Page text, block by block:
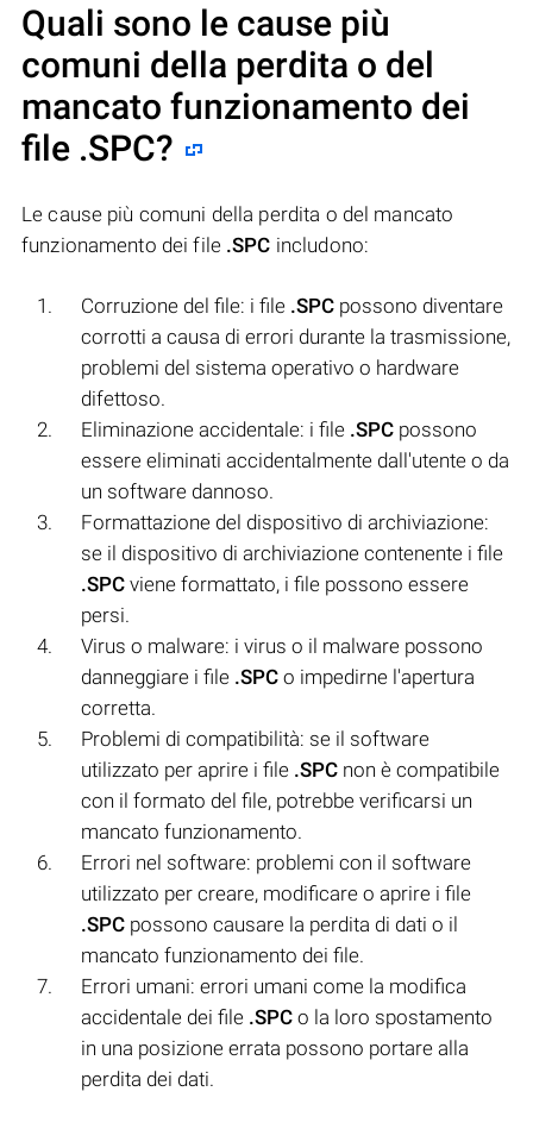
Quali sono le cause più
comuni della perdita o del
mancato funzionamento dei
file .SPC?
Le cause più comuni della perdita o del mancato
funzionamento dei file .SPC includono:
Corruzione del file: i file .SPC possono diventare
corrotti a causa di errori durante la trasmissione,
problemi del sistema operativo o hardware
difettoso.
Eliminazione accidentale: i file .SPC possono
essere eliminati accidentalmente dall'utente o da
un software dannoso.
Formattazione del dispositivo di archiviazione:
se il dispositivo di archiviazione contenente i file
.SPC viene formattato, i file possono essere
persi.
Virus o malware: i virus o il malware possono
danneggiare i file .SPC o impedirne l'apertura
corretta.
Problemi di compatibilità: se il software
utilizzato per aprire i file .SPC non è compatibile
con il formato del file, potrebbe verificarsi un
mancato funzionamento.
Errori nel software: problemi con il software
utilizzato per creare, modificare o aprire i file
.SPC possono causare la perdita di dati o il
mancato funzionamento dei file.
Errori umani: errori umani come la modifica
accidentale dei file .SPC o la loro spostamento
in una posizione errata possono portare alla
perdita dei dati.